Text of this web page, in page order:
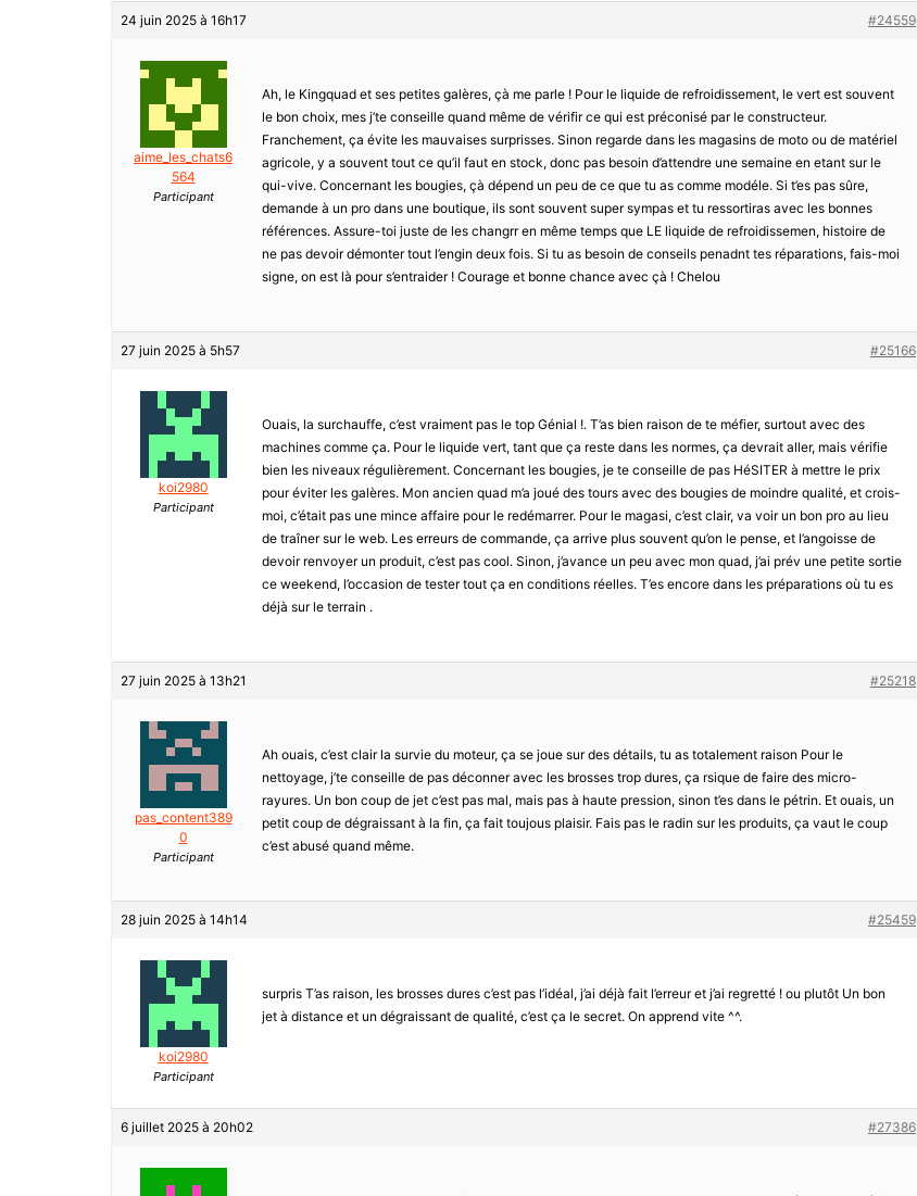
24 juin 2025 à 16h17 #24559
aime_les_chats6
564
Participant
Ah, le Kingquad et ses petites galères, çà me parle ! Pour le liquide de refroidissement, le vert est souvent
le bon choix, mes j’te conseille quand même de vérifir ce qui est préconisé par le constructeur.
Franchement, ça évite les mauvaises surprisses. Sinon regarde dans les magasins de moto ou de matériel
agricole, y a souvent tout ce qu’il faut en stock, donc pas besoin d’attendre une semaine en etant sur le
qui-vive. Concernant les bougies, çà dépend un peu de ce que tu as comme modéle. Si t’es pas sûre,
demande à un pro dans une boutique, ils sont souvent super sympas et tu ressortiras avec les bonnes
références. Assure-toi juste de les changrr en même temps que LE liquide de refroidissemen, histoire de
ne pas devoir démonter tout l’engin deux fois. Si tu as besoin de conseils penadnt tes réparations, fais-moi
signe, on est là pour s’entraider ! Courage et bonne chance avec çà ! Chelou
27 juin 2025 à 5h57 #25166
koi2980
Participant
Ouais, la surchauffe, c’est vraiment pas le top Génial !. T’as bien raison de te méfier, surtout avec des
machines comme ça. Pour le liquide vert, tant que ça reste dans les normes, ça devrait aller, mais vérifie
bien les niveaux régulièrement. Concernant les bougies, je te conseille de pas HéSITER à mettre le prix
pour éviter les galères. Mon ancien quad m’a joué des tours avec des bougies de moindre qualité, et crois-
moi, c’était pas une mince affaire pour le redémarrer. Pour le magasi, c’est clair, va voir un bon pro au lieu
de traîner sur le web. Les erreurs de commande, ça arrive plus souvent qu’on le pense, et l’angoisse de
devoir renvoyer un produit, c’est pas cool. Sinon, j’avance un peu avec mon quad, j’ai prév une petite sortie
ce weekend, l’occasion de tester tout ça en conditions réelles. T’es encore dans les préparations où tu es
déjà sur le terrain .
27 juin 2025 à 13h21 #25218
pas_content389
0
Participant
Ah ouais, c’est clair la survie du moteur, ça se joue sur des détails, tu as totalement raison Pour le
nettoyage, j’te conseille de pas déconner avec les brosses trop dures, ça rsique de faire des micro-
rayures. Un bon coup de jet c’est pas mal, mais pas à haute pression, sinon t’es dans le pétrin. Et ouais, un
petit coup de dégraissant à la fin, ça fait toujous plaisir. Fais pas le radin sur les produits, ça vaut le coup
c’est abusé quand même.
28 juin 2025 à 14h14 #25459
koi2980
Participant
surpris T’as raison, les brosses dures c’est pas l’idéal, j’ai déjà fait l’erreur et j’ai regretté ! ou plutôt Un bon
jet à distance et un dégraissant de qualité, c’est ça le secret. On apprend vite ^^.
6 juillet 2025 à 20h02 #27386